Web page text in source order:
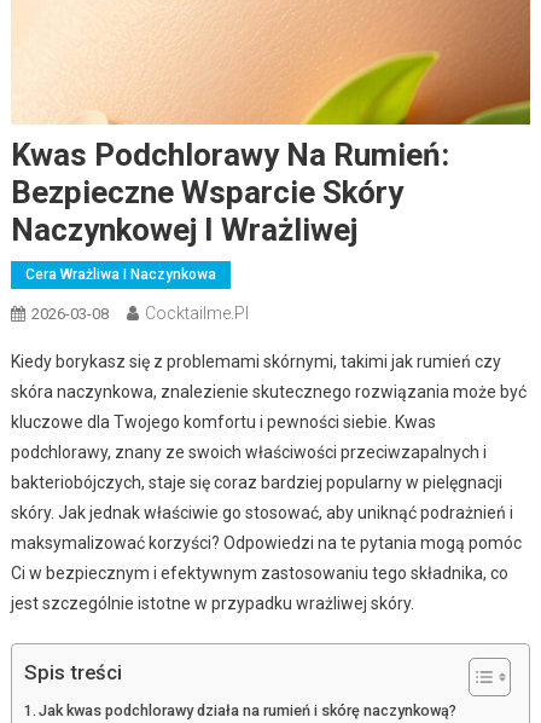
Kwas Podchlorawy Na Rumień:
Bezpieczne Wsparcie Skóry
Naczynkowej I Wrażliwej
Cera Wrażliwa I Naczynkowa
2026-03-08 Cocktailme.pl
Kiedy borykasz się z problemami skórnymi, takimi jak rumień czy
skóra naczynkowa, znalezienie skutecznego rozwiązania może być
kluczowe dla Twojego komfortu i pewności siebie. Kwas
podchlorawy, znany ze swoich właściwości przeciwzapalnych i
bakteriobójczych, staje się coraz bardziej popularny w pielęgnacji
skóry. Jak jednak właściwie go stosować, aby uniknąć podrażnień i
maksymalizować korzyści? Odpowiedzi na te pytania mogą pomóc
Ci w bezpiecznym i efektywnym zastosowaniu tego składnika, co
jest szczególnie istotne w przypadku wrażliwej skóry.
Spis treści
Jak kwas podchlorawy działa na rumień i skórę naczynkową?